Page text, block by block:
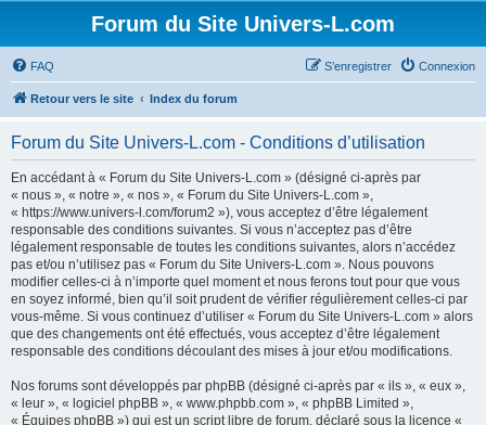
Forum du Site Univers-L.com
FAQ Connexion
S’enregistrer
Retour vers le site Index du forum
Forum du Site Univers-L.com - Conditions d’utilisation
En accédant à « Forum du Site Univers-L.com » (désigné ci-après par
« nous », « notre », « nos », « Forum du Site Univers-L.com »,
« https://www.univers-l.com/forum2 »), vous acceptez d’être légalement
responsable des conditions suivantes. Si vous n’acceptez pas d’être
légalement responsable de toutes les conditions suivantes, alors n’accédez
pas et/ou n’utilisez pas « Forum du Site Univers-L.com ». Nous pouvons
modifier celles-ci à n’importe quel moment et nous ferons tout pour que vous
en soyez informé, bien qu’il soit prudent de vérifier régulièrement celles-ci par
vous-même. Si vous continuez d’utiliser « Forum du Site Univers-L.com » alors
que des changements ont été effectués, vous acceptez d’être légalement
responsable des conditions découlant des mises à jour et/ou modifications.
Nos forums sont développés par phpBB (désigné ci-après par « ils », « eux »,
« leur », « logiciel phpBB », « www.phpbb.com », « phpBB Limited »,
« Équipes phpBB ») qui est un script libre de forum, déclaré sous la licence «